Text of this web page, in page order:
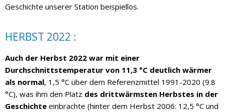
Geschichte unserer Station beispiellos.
HERBST 2022 :
Auch der Herbst 2022 war mit einer
Durchschnittstemperatur von 11,3 °C deutlich wärmer
als normal, 1,5 °C über dem Referenzmittel 1991-2020 (9.8
°C), was ihm den Platz des drittwärmsten Herbstes in der
Geschichte einbrachte (hinter dem Herbst 2006: 12,5 °C und